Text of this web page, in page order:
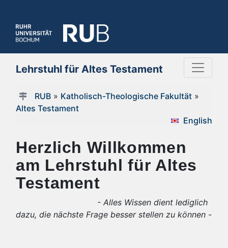
Lehrstuhl für Altes Testament
RUB» Katholisch-Theologische Fakultät»
Altes Testament
English
Herzlich Willkommen
am Lehrstuhl für Altes
Testament
- Alles Wissen dient lediglich
dazu, die nächste Frage besser stellen zu können -